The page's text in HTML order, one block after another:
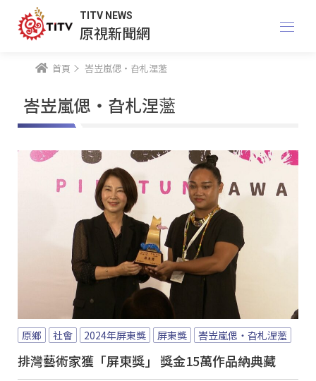
TITV NEWS
原視新聞網
首頁 峇岦嵐偲・旮札涅蘫
峇岦嵐偲・旮札涅蘫
原鄉 社會 2024年屏東獎 屏東獎 峇岦嵐偲・旮札涅蘫
排灣藝術家獲「屏東獎」 獎金15萬作品納典藏